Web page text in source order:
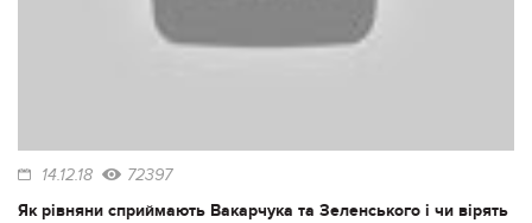
14.12.18 72397
Як рівняни сприймають Вакарчука та Зеленського і чи вірять